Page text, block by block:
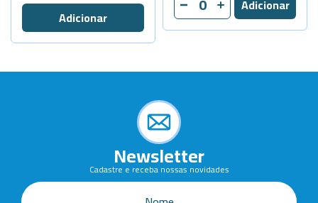
Newsletter
Cadastre e receba nossas novidades